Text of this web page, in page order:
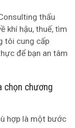
thấu
khí hậu, thuế, tìm
tôi cung cấp
để bạn an tâm
chọn chương
hợp là một bước